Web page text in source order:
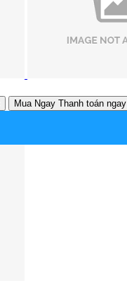
Mua Ngay Thanh toán ngay